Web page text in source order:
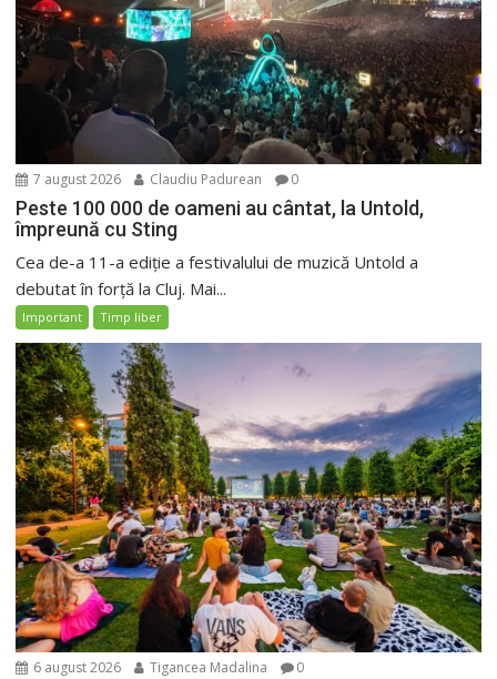
7 august 2026 Claudiu Padurean 0
Peste 100 000 de oameni au cântat, la Untold,
împreună cu Sting
Cea de-a 11-a ediție a festivalului de muzică Untold a
debutat în forță la Cluj. Mai...
Important Timp liber
6 august 2026 Tigancea Madalina 0